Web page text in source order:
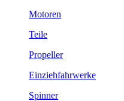
Motoren
Teile
Propeller
Einziehfahrwerke
Spinner